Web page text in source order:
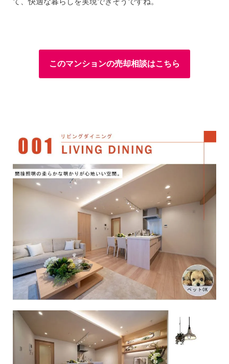
このマンションの売却相談はこちら